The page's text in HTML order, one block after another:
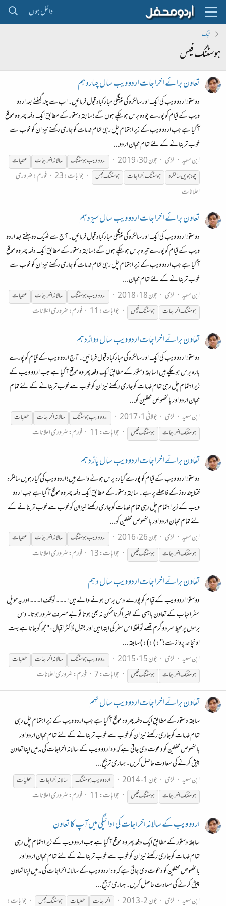
داخل ہوں
ٹیگ
ہوسٹنگ فیس
تعاون برائے اخراجات اردو ویب سال چہاردہم
دوستو! اردو ویب کی ایک اور سالگرہ کی پیشگی مبارکباد قبول فرمائیں۔ اب سے چند گھنٹے بعد اردو
ویب کے قیام کو پورے چودہ برس ہو چکے ہوں گے! سابقہ دستور کے مطابق ایک دفعہ پھر وہ موقع
آ گیا ہے جب اردو ویب کے زیر اہتمام چل رہی تمام خدمات کو جاری رکھنے نیز ان کو خوب سے
خوب تر بنانے کے لئے تمام محبان اردو...
ابن سعید لڑی جون 30، 2019 اردو ویبہوسٹنگ سالانہ اخراجات
عطیات
چودہویں سالگرہ
ہوسٹنگاخراجات ہوسٹنگفیس جوابات: 23 فورم:ضروری
اعلانات
تعاون برائے اخراجات اردو ویب سال سیزدہم
دوستو! اردو ویب کی ایک اور سالگرہ کی پیشگی مبارکباد قبول فرمائیں۔ آج سے ٹھیک دو ہفتے بعد اردو
ویب کے قیام کو پورے تیرہ برس ہو چکے ہوں گے! سابقہ دستور کے مطابق ایک دفعہ پھر وہ موقع
آ گیا ہے جب اردو ویب کے زیر اہتمام چل رہی تمام خدمات کو جاری رکھنے نیز ان کو خوب سے
خوب تر بنانے کے لئے تمام محبان...
ابن سعید لڑی جون 18، 2018 اردو ویبہوسٹنگ سالانہ اخراجات
عطیات
ہوسٹنگاخراجات ہوسٹنگفیس جوابات: 11 فورم:ضروری اعلانات
تعاون برائے اخراجات اردو ویب سال دواز دہم
دوستو! اردو ویب کی ایک اور سالگرہ کی مبارکباد قبول فرمائیں۔ آج اردو ویب کے قیام کو پورے
بارہ برس ہو چکے ہیں! سابقہ دستور کے مطابق ایک دفعہ پھر وہ موقع آ گیا ہے جب اردو ویب کے
زیر اہتمام چل رہی تمام خدمات کو جاری رکھنے نیز ان کو خوب سے خوب تر بنانے کے لئے تمام
محبان اردو اور بالخصوص محفلین کو...
ابن سعید لڑی جولائی 1، 2017 اردو ویبہوسٹنگ سالانہ اخراجات
عطیات
ہوسٹنگاخراجات ہوسٹنگفیس جوابات: 11 فورم:ضروری اعلانات
تعاون برائے اخراجات اردو ویب سال یاز دہم
دوستو! اردو ویب کے قیام کو پورے گیارہ برس ہونے والے ہیں! اردو ویب کی گیارہویں سالگرہ
فقط چند روز کے فاصلے پر ہے۔ سابقہ دستور کے مطابق ایک دفعہ پھر وہ موقع آ گیا ہے جب اردو
ویب کے زیر اہتمام چل رہی تمام خدمات کو جاری رکھنے نیز ان کو خوب سے خوب تر بنانے کے
لئے تمام محبان اردو اور بالخصوص محفلین کو...
ابن سعید لڑی جون 26، 2016 اردو ویبہوسٹنگ سالانہ اخراجات
عطیات
ہوسٹنگاخراجات ہوسٹنگفیس جوابات: 13 فورم:ضروری اعلانات
تعاون برائے اخراجات اردو ویب سال دہم
دوستو! اردو ویب کے قیام کو پورے دس برس ہونے والے ہیں! ۔۔۔ توقف! ۔۔۔ اور یہ طویل
سفر احباب کے تعاون باہمی کے بغیر اگر ناممکن نہ بھی ہوتا تو بے مصرف ضرور ہوتا۔ دس
برسوں پر محیط سرد و گرم قصے تو فقط اس سفر کی ابتدا ہیں اور بقول ڈاکٹر اقبال، "مجھ کو جانا ہے بہت
اونچا حد پرواز سے!" :) :) :) سابقہ...
ابن سعید لڑی جون 15، 2015 اردو ویبہوسٹنگ سالانہ اخراجات
عطیات
ہوسٹنگاخراجات ہوسٹنگفیس جوابات: 7 فورم:ضروری اعلانات
تعاون برائے اخراجات اردو ویب سال نہم
سابقہ دستور کے مطابق ایک دفعہ پھر وہ موقع آ گیا ہے جب اردو ویب کے زیر اہتمام چل رہی
تمام خدمات کو جاری رکھنے نیز ان کو خوب سے خوب تر بنانے کے لئے تمام محبان اردو اور
بالخصوص محفلین کو دعوت دی جاتی ہے کہ وہ اردو ویب کے سالانہ اخراجات کی مد میں اپنا تعاون
پیش کرنے کی سعادت حاصل کریں۔ ہماری ترجیح...
ابن سعید لڑی جون 1، 2014 اردو ویبہوسٹنگ سالانہ اخراجات
عطیات
ہوسٹنگاخراجات ہوسٹنگفیس جوابات: 11 فورم:ضروری اعلانات
اردو ویب کے سالانہ اخراجات کی ادائیگی میں آپ کا تعاون
سابقہ دستور کے مطابق ایک دفعہ پھر وہ موقع آ گیا ہے جب اردو ویب کے زیر اہتمام چل رہی
تمام خدمات کو جاری رکھنے نیز ان کو خوب سے خوب تر بنانے کے لئے تمام محبان اردو اور
بالخصوص محفلین کو دعوت دی جاتی ہے کہ وہ اردو ویب کے سالانہ اخراجات کی مد میں اپنا تعاون
پیش کرنے کی سعادت حاصل کریں۔ ہماری ترجیح...
ابن سعید لڑی جون 2، 2013 اخراجات عطیات ہوسٹنگفیس جوابات: